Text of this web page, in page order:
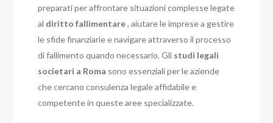
preparati per affrontare situazioni complesse legate
al diritto fallimentare, aiutare le imprese a gestire
le sfide finanziarie e navigare attraverso il processo
di fallimento quando necessario. Gli studi legali
societari a Roma sono essenziali per le aziende
che cercano consulenza legale affidabile e
competente in queste aree specializzate.